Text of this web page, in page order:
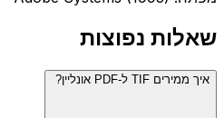
שאלות נפוצות
איך ממירים TIF ל-PDF אונליין?